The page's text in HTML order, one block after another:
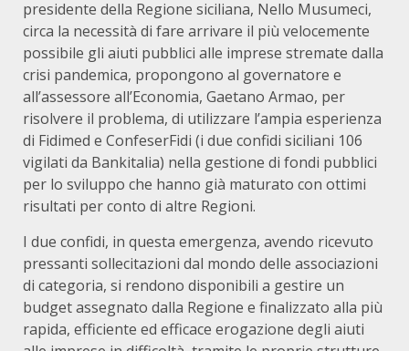
presidente della Regione siciliana, Nello Musumeci,
circa la necessità di fare arrivare il più velocemente
possibile gli aiuti pubblici alle imprese stremate dalla
crisi pandemica, propongono al governatore e
all’assessore all’Economia, Gaetano Armao, per
risolvere il problema, di utilizzare l’ampia esperienza
di Fidimed e ConfeserFidi (i due confidi siciliani 106
vigilati da Bankitalia) nella gestione di fondi pubblici
per lo sviluppo che hanno già maturato con ottimi
risultati per conto di altre Regioni.
I due confidi, in questa emergenza, avendo ricevuto
pressanti sollecitazioni dal mondo delle associazioni
di categoria, si rendono disponibili a gestire un
budget assegnato dalla Regione e finalizzato alla più
rapida, efficiente ed efficace erogazione degli aiuti